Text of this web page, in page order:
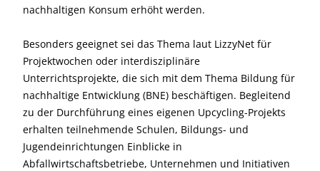
nachhaltigen Konsum erhöht werden.
Besonders geeignet sei das Thema laut LizzyNet für
Projektwochen oder interdisziplinäre
Unterrichtsprojekte, die sich mit dem Thema Bildung für
nachhaltige Entwicklung (BNE) beschäftigen. Begleitend
zu der Durchführung eines eigenen Upcycling-Projekts
erhalten teilnehmende Schulen, Bildungs- und
Jugendeinrichtungen Einblicke in
Abfallwirtschaftsbetriebe, Unternehmen und Initiativen